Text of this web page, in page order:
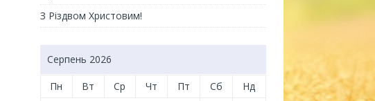
З Різдвом Христовим!
Серпень 2026
Пн Вт Ср Чт Пт Сб Нд